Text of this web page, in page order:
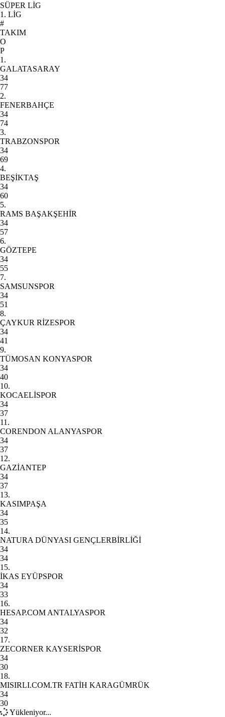
SÜPER LİG
1. LİG
#
TAKIM
O
P
1.
GALATASARAY
34
77
2.
FENERBAHÇE
34
74
3.
TRABZONSPOR
34
69
4.
BEŞİKTAŞ
34
60
5.
RAMS BAŞAKŞEHİR
34
57
6.
GÖZTEPE
34
55
7.
SAMSUNSPOR
34
51
8.
ÇAYKUR RİZESPOR
34
41
9.
TÜMOSAN KONYASPOR
34
40
10.
KOCAELİSPOR
34
37
11.
CORENDON ALANYASPOR
34
37
12.
GAZİANTEP
34
37
13.
KASIMPAŞA
34
35
14.
NATURA DÜNYASI GENÇLERBİRLİĞİ
34
34
15.
İKAS EYÜPSPOR
34
33
16.
HESAP.COM ANTALYASPOR
34
32
17.
ZECORNER KAYSERİSPOR
34
30
18.
MISIRLI.COM.TR FATİH KARAGÜMRÜK
34
30
Yükleniyor...